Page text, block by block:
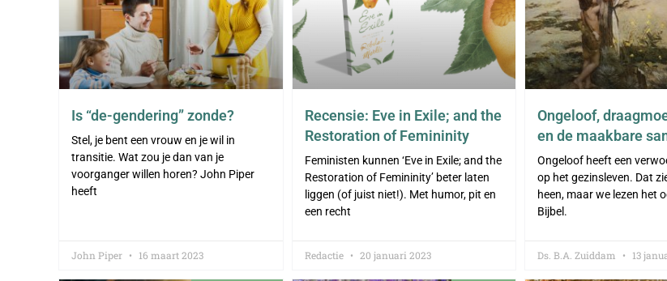
Is “de-gendering” zonde?
Stel, je bent een vrouw en je wil in
transitie. Wat zou je dan van je
voorganger willen horen? John Piper
heeft
John Piper 16 maart 2023
Recensie: Eve in Exile; and the
Restoration of Femininity
Feministen kunnen ‘Eve in Exile; and the
Restoration of Femininity’ beter laten
liggen (of juist niet!). Met humor, pit en
een recht
Redactie 20 januari 2023
Ongeloof,
en de maakbare
Ongeloof heeft een
op het gezinsleven. Dat
heen, maar we lezen het
Bijbel.
Ds. B.A. Zuiddam 13